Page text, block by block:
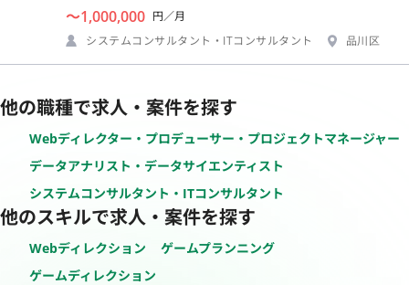
〜1,000,000 円／月
システムコンサルタント・ITコンサルタント
品川区
他の職種で求人・案件を探す
Webディレクター・プロデューサー・プロジェクトマネージャー
データアナリスト・データサイエンティスト
システムコンサルタント・ITコンサルタント
他のスキルで求人・案件を探す
Webディレクション
ゲームプランニング
ゲームディレクション